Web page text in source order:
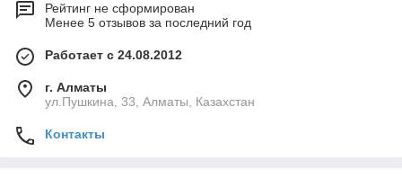
Рейтинг не сформирован
Менее 5 отзывов за последний год
Работает с 24.08.2012
г. Алматы
ул.Пушкина, 33, Алматы, Казахстан
Контакты